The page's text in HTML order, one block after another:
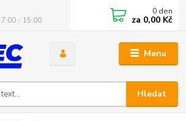
Menu
Hledat
7:00 - 15:00
0 den
za 0,00 Kč